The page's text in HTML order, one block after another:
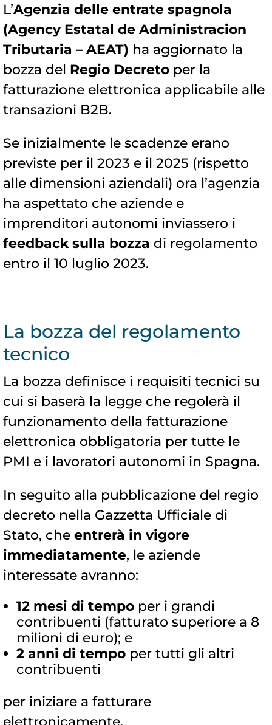
L’Agenzia delle entrate spagnola
(Agency Estatal de Administracion
Tributaria – AEAT) ha aggiornato la
bozza del Regio Decreto per la
fatturazione elettronica applicabile alle
transazioni B2B.
Se inizialmente le scadenze erano
previste per il 2023 e il 2025 (rispetto
alle dimensioni aziendali) ora l’agenzia
ha aspettato che aziende e
imprenditori autonomi inviassero i
feedback sulla bozza di regolamento
entro il 10 luglio 2023.
La bozza del regolamento
tecnico
La bozza definisce i requisiti tecnici su
cui si baserà la legge che regolerà il
funzionamento della fatturazione
elettronica obbligatoria per tutte le
PMI e i lavoratori autonomi in Spagna.
In seguito alla pubblicazione del regio
decreto nella Gazzetta Ufficiale di
Stato, che entrerà in vigore
immediatamente, le aziende
interessate avranno:
12 mesi di tempo per i grandi
contribuenti (fatturato superiore a 8
milioni di euro); e
2 anni di tempo per tutti gli altri
contribuenti
per iniziare a fatturare